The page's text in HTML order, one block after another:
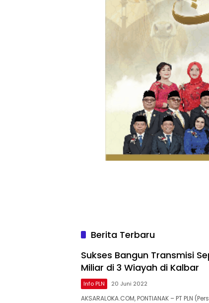
Berita Terbaru
Sukses Bangun Transmisi
Miliar di 3 Wiayah di Kalbar
Info PLN 20 Juni 2022
AKSARALOKA.COM, PONTIANAK – PT PLN